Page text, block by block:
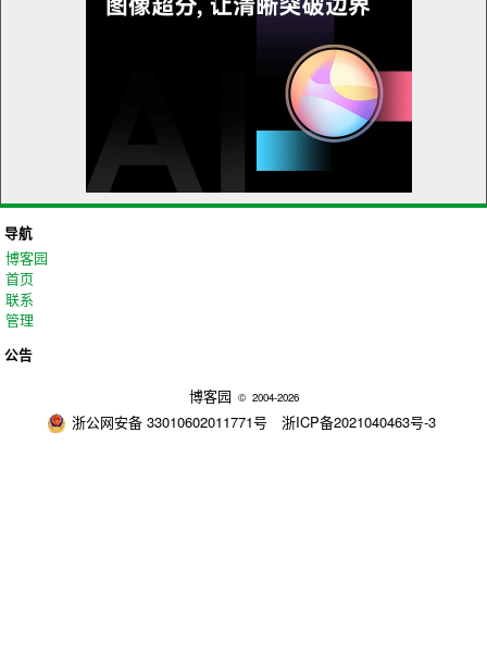
导航
博客园
首页
联系
管理
公告
博客园 © 2004-2026
浙公网安备 33010602011771号 浙ICP备2021040463号-3